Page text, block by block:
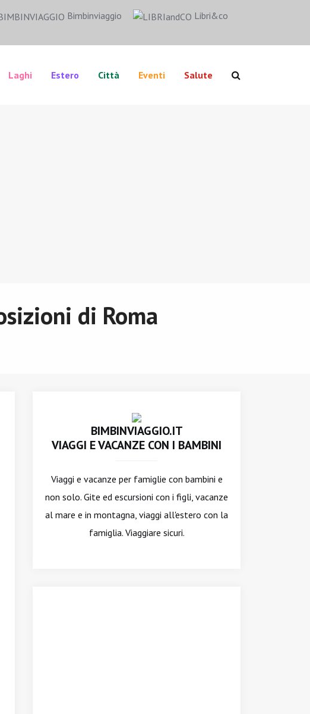
Bimbinviaggio
Libri&co
Laghi Estero Città Eventi Salute
di Roma
BIMBINVIAGGIO.IT
VIAGGI E VACANZE CON I BAMBINI
Viaggi e vacanze per famiglie con bambini e
non solo. Gite ed escursioni con i figli, vacanze
al mare e in montagna, viaggi all'estero con la
famiglia. Viaggiare sicuri.